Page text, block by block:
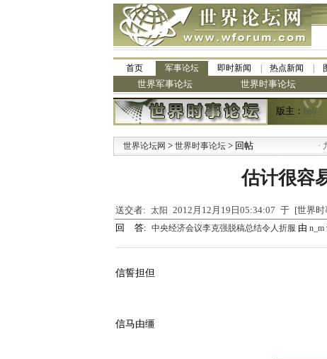
首页 军事论坛 即时新闻 热点新闻
世界军事论坛 世界时事论坛
版主： bob
世界论坛网 > 世界时事论坛 > 回帖 九
估计很容
送交者: 太阳 2012月12月19日05:34:07 于 [世界时
回 答: 中央经济会议李克强脱稿总结令人折服 由 n_m
信誓担但
信马由缰